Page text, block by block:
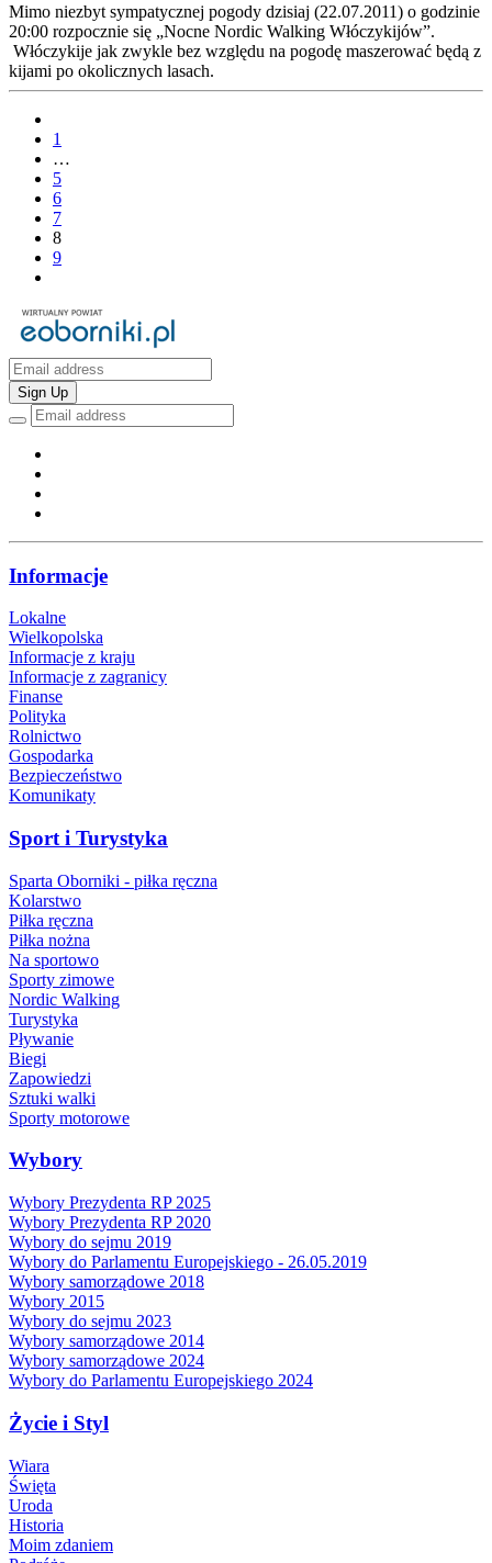
Mimo niezbyt sympatycznej pogody dzisiaj (22.07.2011) o godzinie
20:00 rozpocznie się „Nocne Nordic Walking Włóczykijów”.
Włóczykije jak zwykle bez względu na pogodę maszerować będą z
kijami po okolicznych lasach.
1
…
5
6
7
8
9
Sign Up
Informacje
Lokalne
Wielkopolska
Informacje z kraju
Informacje z zagranicy
Finanse
Polityka
Rolnictwo
Gospodarka
Bezpieczeństwo
Komunikaty
Sport i Turystyka
Sparta Oborniki - piłka ręczna
Kolarstwo
Piłka ręczna
Piłka nożna
Na sportowo
Sporty zimowe
Nordic Walking
Turystyka
Pływanie
Biegi
Zapowiedzi
Sztuki walki
Sporty motorowe
Wybory
Wybory Prezydenta RP 2025
Wybory Prezydenta RP 2020
Wybory do sejmu 2019
Wybory do Parlamentu Europejskiego - 26.05.2019
Wybory samorządowe 2018
Wybory 2015
Wybory do sejmu 2023
Wybory samorządowe 2014
Wybory samorządowe 2024
Wybory do Parlamentu Europejskiego 2024
Życie i Styl
Wiara
Święta
Uroda
Historia
Moim zdaniem